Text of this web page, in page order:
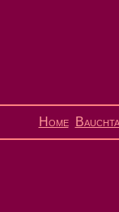
Home